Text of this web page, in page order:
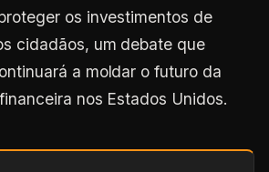
os investimentos de
cidadãos, um debate que
a moldar o futuro da
nos Estados Unidos.